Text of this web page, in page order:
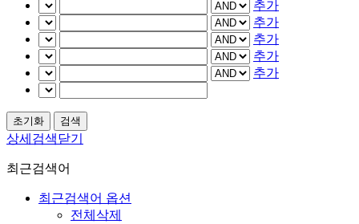
추가
추가
추가
추가
추가
상세검색닫기
최근검색어
최근검색어 옵션
전체삭제